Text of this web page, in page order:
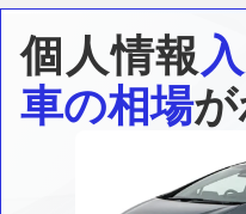
個人情報
車の相場